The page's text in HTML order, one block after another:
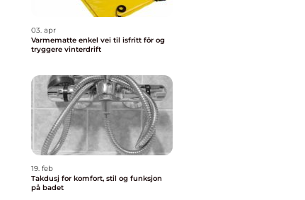
03. apr
Varmematte enkel vei til isfritt fôr og
tryggere vinterdrift
19. feb
Takdusj for komfort, stil og funksjon
på badet